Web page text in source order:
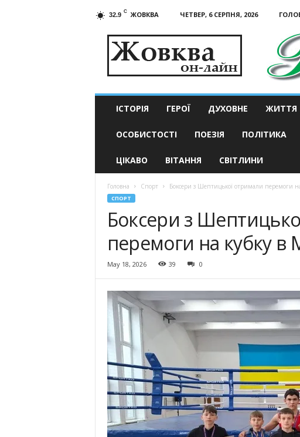
32.9 C ЖОВКВА ЧЕТВЕР, 6 СЕРПНЯ, 2026
актуальні
ІСТОРІЯ ГЕРОЇ ДУХОВНЕ ЖИТТЯ
ОСОБИСТОСТІ ПОЕЗІЯ ПОЛІТИКА
ЦІКАВО ВІТАННЯ СВІТЛИНИ
Головна Спорт Боксери з Шептицької отримали перемоги
СПОРТ
Боксери з
перемоги на кубку в
May 18, 2026 39 0